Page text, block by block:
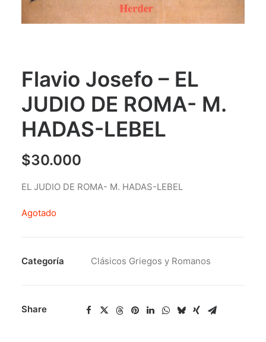
Flavio Josefo – EL
JUDIO DE ROMA- M.
HADAS-LEBEL
$30.000
EL JUDIO DE ROMA- M. HADAS-LEBEL
Agotado
Categoría Clásicos Griegos y Romanos
Share